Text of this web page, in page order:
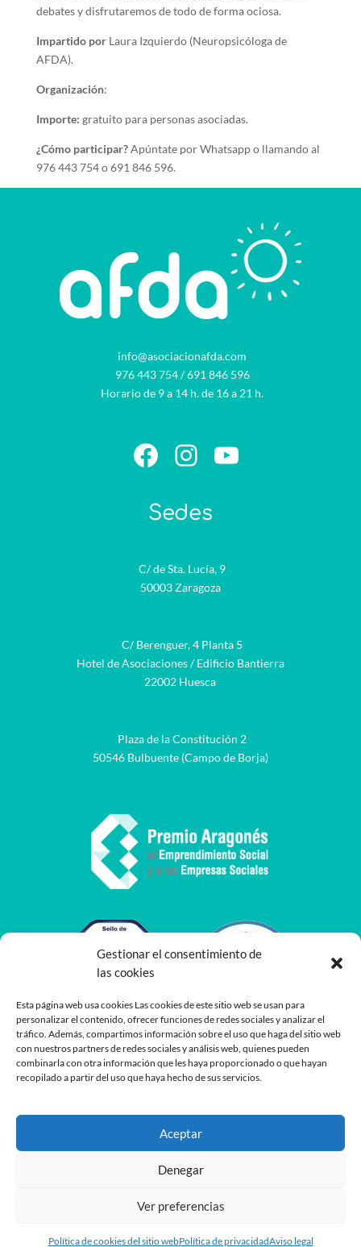
Gestionar el consentimiento de
las cookies
Esta página web usa cookies Las cookies de este sitio web se usan para
personalizar el contenido, ofrecer funciones de redes sociales y analizar el
tráfico. Además, compartimos información sobre el uso que haga del sitio web
con nuestros partners de redes sociales y análisis web, quienes pueden
combinarla con otra información que les haya proporcionado o que hayan
recopilado a partir del uso que haya hecho de sus servicios.
Aceptar
Denegar
Ver preferencias
Política de cookies del sitio webPolítica de privacidadAviso legal
debates y disfrutaremos de todo de forma ociosa.
Impartido porLaura Izquierdo (Neuropsicóloga de
AFDA).
Organización:
Importe: gratuito para personas asociadas.
¿Cómo participar?Apúntate por Whatsapp o llamando al
976 443 754 o 691 846 596.
info@asociacionafda.com
976 443 754/691 846 596
Horario de 9 a 14 h. de 16 a 21 h.
Facebook
Instagram
YouTube
Sedes
C/ de Sta. Lucía, 9
50003 Zaragoza
C/ Berenguer, 4 Planta 5
Hotel de Asociaciones / Edificio Bantierra
22002 Huesca
Plaza de la Constitución 2
50546 Bulbuente (Campo de Borja)
Desarrollado porPlaneayOshito